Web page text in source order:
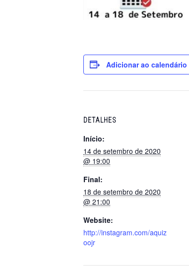
Adicionar ao calendário
DETALHES
Início:
14 de setembro de 2020
@ 19:00
Final:
18 de setembro de 2020
@ 21:00
Website:
http://instagram.com/aquiz
oojr